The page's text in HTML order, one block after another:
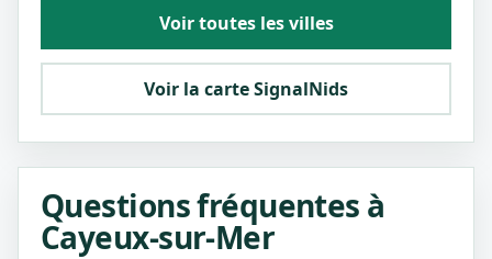
Voir toutes les villes
Voir la carte SignalNids
Questions fréquentes à
Cayeux-sur-Mer